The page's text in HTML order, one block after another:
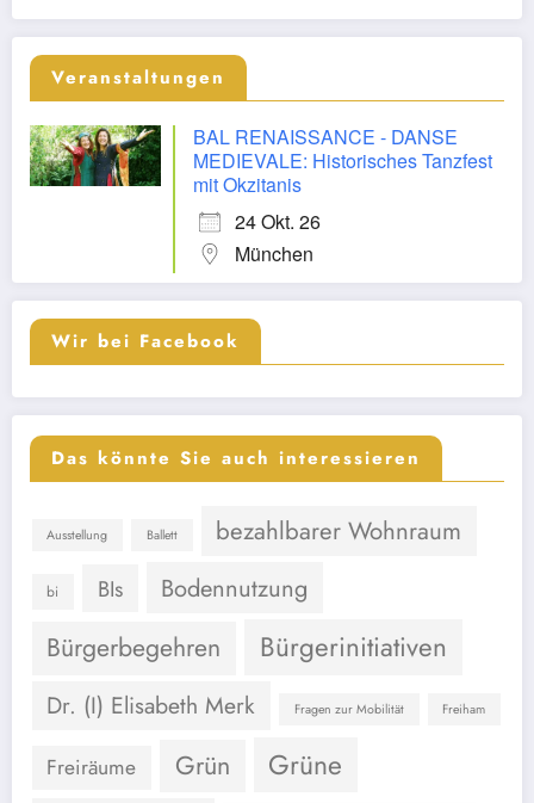
Veranstaltungen
BAL RENAISSANCE - DANSE
MEDIEVALE: Historisches Tanzfest
mit Okzitanis
24 Okt. 26
München
Wir bei Facebook
Das könnte Sie auch interessieren
Ausstellung Ballett bezahlbarer Wohnraum
bi BIs Bodennutzung
Bürgerbegehren Bürgerinitiativen
Dr. (I) Elisabeth Merk Fragen zur Mobilität Freiham
Freiräume Grün Grüne